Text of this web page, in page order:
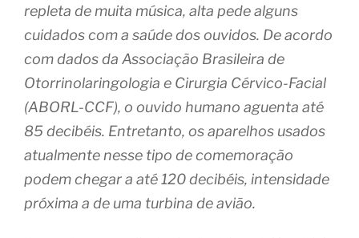
repleta de muita música, alta pede alguns
cuidados com a saúde dos ouvidos. De acordo
com dados da Associação Brasileira de
Otorrinolaringologia e Cirurgia Cérvico-Facial
(ABORL-CCF), o ouvido humano aguenta até
85 decibéis. Entretanto, os aparelhos usados
atualmente nesse tipo de comemoração
podem chegar a até 120 decibéis, intensidade
próxima a de uma turbina de avião.